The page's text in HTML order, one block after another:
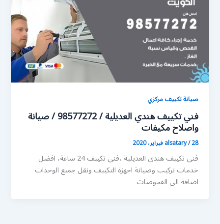
صيانة تكييف مركزي
فني تكييف هندي العديلية / 98577272 / صيانة
واصلاح مكيفات
alsatary/28 فبراير، 2020
فني تكييف هندي العديلية ،فني تكييف 24 ساعة، افضل
خدمات تركيب وصيانة اجهزة التكييف ونقل جميع الوحدات
اضافة الى الفحوصات